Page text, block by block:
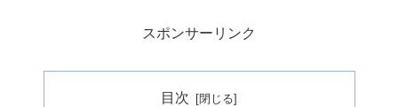
スポンサーリンク
目次